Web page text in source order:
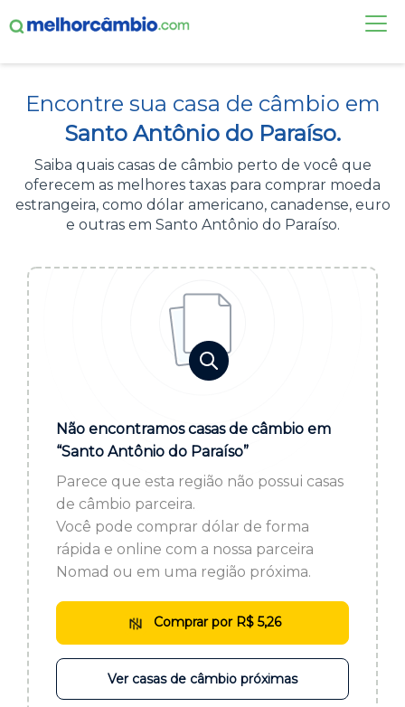
CASAS DE CÂMBIO
DÓLAR HOJE
ALERTA DE CÂMBIO
Acesse sua conta:
BROKER DE OFERTAS
ou cadastre-se se ainda não tem registro:
CADASTRE-SE
Encontre sua casa de câmbio em
Santo Antônio do Paraíso.
Saiba quais casas de câmbio perto de você que
oferecem as melhores taxas para comprar moeda
estrangeira, como dólar americano, canadense, euro
e outras em Santo Antônio do Paraíso.
Não encontramos casas de câmbio em
“Santo Antônio do Paraíso”
Parece que esta região não possui casas
de câmbio parceira.
Você pode comprar dólar de forma
rápida e online com a nossa parceira
Nomad ou em uma região próxima.
Comprar por R$ 5,26
Ver casas de câmbio próximas